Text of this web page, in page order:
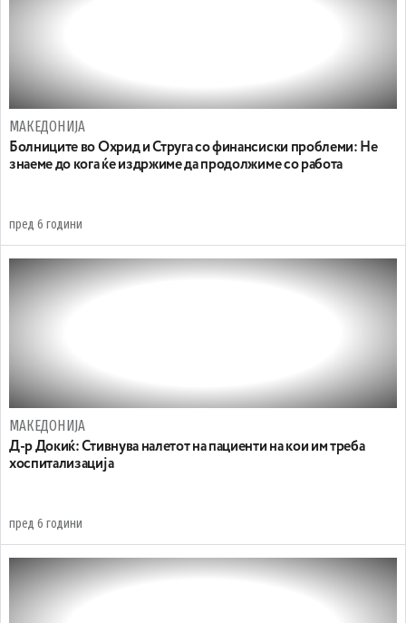
МАКЕДОНИЈА
Болниците во Охрид и Струга со финансиски проблеми: Не
знаеме до кога ќе издржиме да продолжиме со работа
пред 6 години
МАКЕДОНИЈА
Д-р Докиќ: Стивнува налетот на пациенти на кои им треба
хоспитализација
пред 6 години